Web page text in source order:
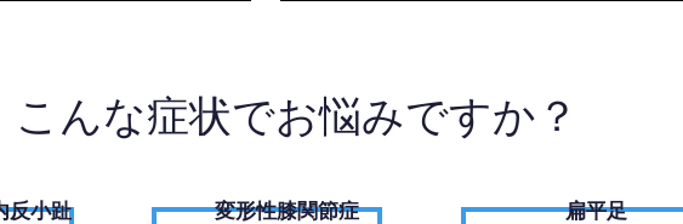
こんな症状でお悩みですか？
反小趾 変形性膝関節症 扁平足